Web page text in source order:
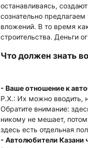
останавливаясь,
сознательно
вложений. В то время
строительства. Деньги
Что должен знать
- Ваше отношение к
Р.Х.: Их можно вводить,
Обратите внимание:
никому не мешает,
здесь есть отдельная
- Автолюбители Казани